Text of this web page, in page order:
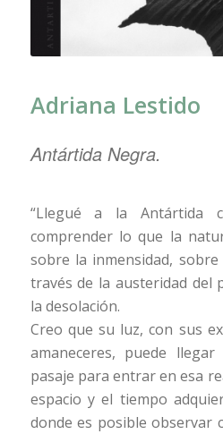
Adriana Lestido
Antártida Negra.
“Llegué a la Antártida
comprender lo que la
sobre la inmensidad,
través de la austeridad del
la desolación.
Creo que su luz, con sus
amaneceres, puede
pasaje para entrar en esa
espacio y el tiempo
donde es posible observar